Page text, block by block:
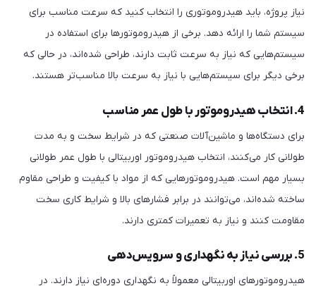
نیاز پروژه، باید هیدروموتوری را انتخاب کنید که سرعت مناسب برای
سیستم شما را ارائه دهد. برخی از هیدروموتورها برای استفاده در
سیستم‌هایی که نیاز به سرعت ثابت دارند، طراحی شده‌اند، در حالی که
برخی دیگر برای سیستم‌هایی با نیاز به سرعت بالا مناسب‌تر هستند.
4. انتخاب هیدروموتور با طول عمر مناسب
برای دستگاه‌ها و ماشین‌آلات صنعتی که در شرایط سخت و به مدت
طولانی کار می‌کنند، انتخاب هیدروموتور اوربیتالی با طول عمر طولانی
بسیار مهم است. هیدروموتورهایی که از مواد با کیفیت و طراحی مقاوم
ساخته شده‌اند، می‌توانند در برابر فشارهای بالا و شرایط کاری سخت
مقاومت کنند و نیاز به تعمیرات کمتری دارند.
5. بررسی نیاز به نگهداری و سرویس‌دهی
هیدروموتورهای اوربیتالی معمولاً به نگهداری دوره‌ای نیاز دارند. در